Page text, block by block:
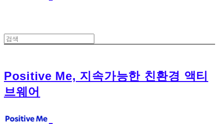
Positive Me, 지속가능한 친환경 액티
브웨어